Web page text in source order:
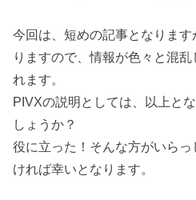
今回は、短めの記事となりま
りますので、情報が色々と混
れます。
PIVXの説明としては、以上と
しょうか？
役に立った！そんな方がいら
ければ幸いとなります。